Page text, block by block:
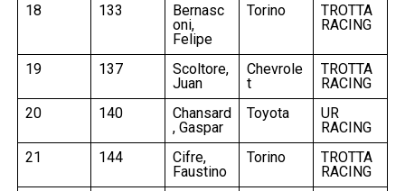
18
133
Bernasc
oni,
Felipe
Torino
TROTTA
RACING
19 137
Scoltore,
Juan
Chevrole
t
TROTTA
RACING
20
140
Chansard
, Gaspar
Toyota
UR
RACING
21
144
Cifre,
Faustino
Torino
TROTTA
RACING